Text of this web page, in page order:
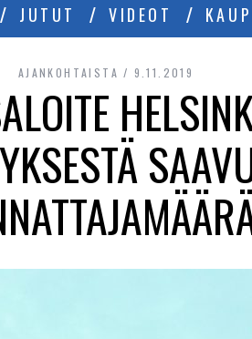
JUTUT VIDEOT
AJANKOHTAISTA 9.11.2019